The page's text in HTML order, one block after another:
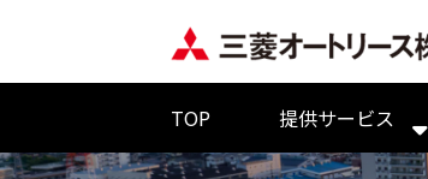
TOP 提供サービス